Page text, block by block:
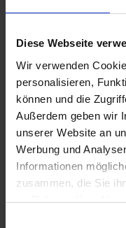
Diese Webseite
Wir verwenden
personalisieren,
können und die
Außerdem geben wir
unserer Website an
Werbung und
Informationen
zusammen, die Sie
im Rahmen Ihrer
17,25 €
pro 1 Stück
20,53 €
inkl. 19%
Auf Lager
Lieferung
Menge